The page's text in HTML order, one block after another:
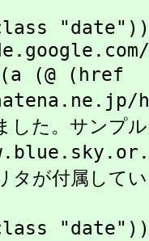
(@ (href
た。サンプ
タが付属して
"date"))